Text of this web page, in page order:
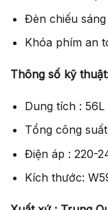
Đèn chiếu
Khóa phím an
Thông số kỹ
Dung tích : 56L
Tổng công
Điện áp : 220-
Kích thước: